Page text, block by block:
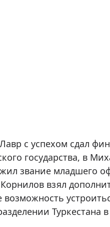
с успехом сдал
государства, в
звание младшего
взял
Туркестана